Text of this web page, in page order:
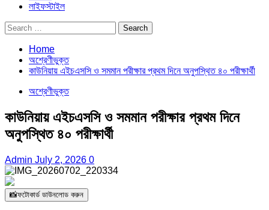
লাইফস্টাইল
Search
for:
Home
অশ্রেণীভুক্ত
কাউনিয়ায় এইচএসসি ও সমমান পরীক্ষার প্রথম দিনে অনুপস্থিত ৪০ পরীক্ষার্থী
অশ্রেণীভুক্ত
কাউনিয়ায় এইচএসসি ও সমমান পরীক্ষার প্রথম দিনে
অনুপস্থিত ৪০ পরীক্ষার্থী
Admin July 2, 2026 0
📸ফটোকার্ড ডাউনলোড করুন